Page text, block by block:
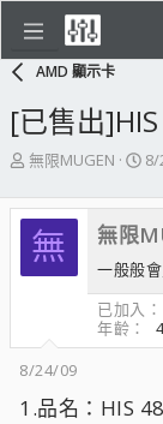
AMD 顯示卡
[已售出
主
發
起
人
無限MUGEN
開
日
期
8/
無 無限
一般般
已加入
年齡
8/24/09
1.品名：HIS